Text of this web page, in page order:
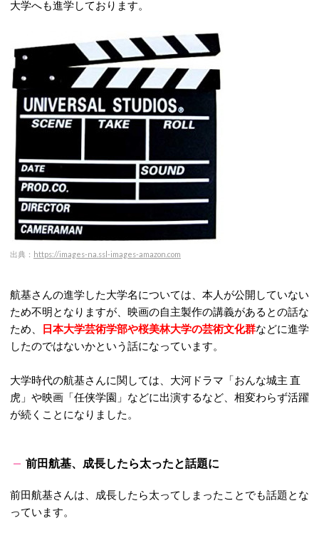
大学へも進学しております。
出典： https://images-na.ssl-images-amazon.com
航基さんの進学した大学名については、本人が公開していない
ため不明となりますが、映画の自主製作の講義があるとの話な
ため、
日本大学芸術学部や桜美林大学の芸術文化群などに進学
したのではないかという話になっています。
大学時代の航基さんに関しては、大河ドラマ「おんな城主 直
虎」や映画「任侠学園」などに出演するなど、相変わらず活躍
が続くことになりました。
前田航基、成長したら太ったと話題に
前田航基さんは、成長したら太ってしまったことでも話題とな
っています。